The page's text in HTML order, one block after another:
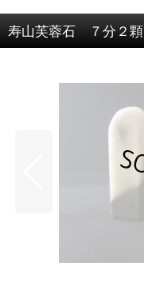
寿山芙蓉石 ７分２顆